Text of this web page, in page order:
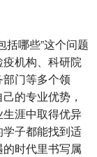
括哪些”这个问题
机构、科研院
门等多个领
的专业优势，
涯中取得优异
子都能找到适
时代里书写属